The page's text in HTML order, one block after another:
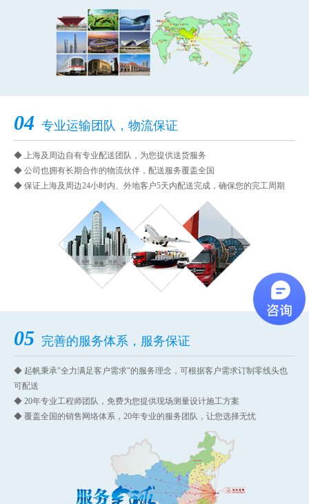
04 专业运输团队，物流保证
◆ 上海及周边自有专业配送团队，为您提供送货服务
◆ 公司也拥有长期合作的物流伙伴，配送服务覆盖全国
◆ 保证上海及周边24小时内、外地客户5天内配送完成，确保您的完工周期
05 完善的服务体系，服务保证
◆ 起帆秉承"全力满足客户需求"的服务理念，可根据客户需求订制零线头也
可配送
◆ 20年专业工程师团队，免费为您提供现场测量设计施工方案
◆ 覆盖全国的销售网络体系，20年专业的服务团队，让您选择无忧